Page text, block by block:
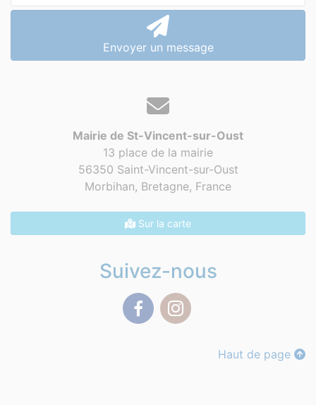
Envoyer un message
Mairie de St-Vincent-sur-Oust
13 place de la mairie
56350 Saint-Vincent-sur-Oust
Morbihan, Bretagne, France
Sur la carte
Suivez-nous
Haut de page